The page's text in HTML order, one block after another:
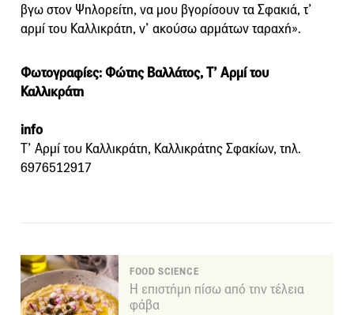
βγω στον Ψηλορείτη, να μου βγορίσουν τα Σφακιά, τ’
αρμί του Καλλικράτη, ν’ ακούσω αρμάτων ταραχή».
Φωτογραφίες: Φώτης Βαλλάτος, Τ’ Αρμί του
Καλλικράτη
info
Τ’ Αρμί του Καλλικράτη, Καλλικράτης Σφακίων, τηλ.
6976512917
FOOD SCIENCE
Η επιστήμη πίσω από την τέλεια
φάβα